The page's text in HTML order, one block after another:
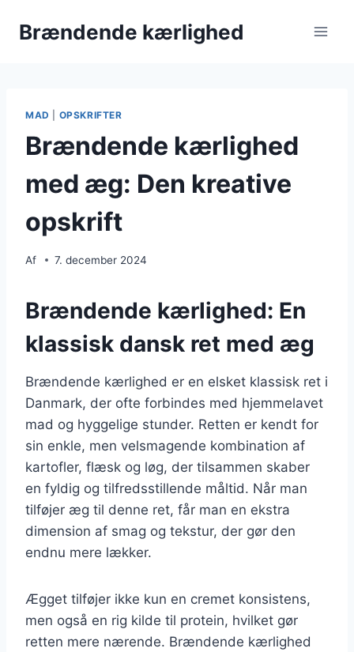
Brændende kærlighed
MAD OPSKRIFTER
Brændende kærlighed
med æg: Den kreative
opskrift
Af 7. december 2024
Brændende kærlighed: En
klassisk dansk ret med æg
Brændende kærlighed er en elsket klassisk ret i
Danmark, der ofte forbindes med hjemmelavet
mad og hyggelige stunder. Retten er kendt for
sin enkle, men velsmagende kombination af
kartofler, flæsk og løg, der tilsammen skaber
en fyldig og tilfredsstillende måltid. Når man
tilføjer æg til denne ret, får man en ekstra
dimension af smag og tekstur, der gør den
endnu mere lækker.
Ægget tilføjer ikke kun en cremet konsistens,
men også en rig kilde til protein, hvilket gør
retten mere nærende. Brændende kærlighed